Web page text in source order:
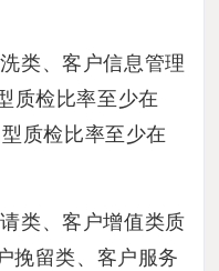
类、客户信息管理
质检比率至少在
质检比率至少在
类、客户增值类质
挽留类、客户服务